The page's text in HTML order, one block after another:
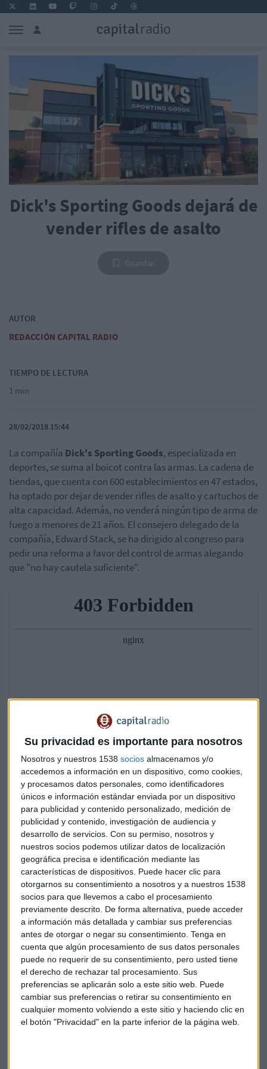
Su privacidad es importante para nosotros
Nosotros y nuestros 1538 socios almacenamos y/o
accedemos a información en un dispositivo, como cookies,
y procesamos datos personales, como identificadores
únicos e información estándar enviada por un dispositivo
para publicidad y contenido personalizado, medición de
publicidad y contenido, investigación de audiencia y
desarrollo de servicios. Con su permiso, nosotros y
nuestros socios podemos utilizar datos de localización
geográfica precisa e identificación mediante las
características de dispositivos. Puede hacer clic para
otorgarnos su consentimiento a nosotros y a nuestros 1538
socios para que llevemos a cabo el procesamiento
previamente descrito. De forma alternativa, puede acceder
a información más detallada y cambiar sus preferencias
antes de otorgar o negar su consentimiento. Tenga en
cuenta que algún procesamiento de sus datos personales
puede no requerir de su consentimiento, pero usted tiene
el derecho de rechazar tal procesamiento. Sus
preferencias se aplicarán solo a este sitio web. Puede
cambiar sus preferencias o retirar su consentimiento en
cualquier momento volviendo a este sitio y haciendo clic en
el botón "Privacidad" en la parte inferior de la página web.
Dick's Sporting Goods dejará de
vender rifles de asalto
AUTOR
REDACCIÓN CAPITAL RADIO
TIEMPO DE LECTURA
1 min
28/02/2018 15:44
La compañía Dick's Sporting Goods, especializada en
deportes, se suma al boicot contra las armas. La cadena de
tiendas, que cuenta con 600 establecimientos en 47 estados,
ha optado por dejar de vender rifles de asalto y cartuchos de
alta capacidad. Además, no venderá ningún tipo de arma de
fuego a menores de 21 años. El consejero delegado de la
compañía, Edward Stack, se ha dirigido al congreso para
pedir una reforma a favor del control de armas alegando
que "no hay cautela suficiente".
Con esta ya son 12 las compañías que han cambiado su
política o han cancelado contratos con el sector
armamentístico, como Delta Airlines que enfadó a los
republicanos de Georgia al cancelar los descuentos a
miembros de laAsociación Nacional del Rifle
Un jarro de agua fría para la industria armamentística que
no es otra cosa que una expresión de la gran polarización
política que caracteriza el panorama estadounidense
actual.
EEUU Industria armamentística
Asociación Nacional del Rifle Sporting Goods